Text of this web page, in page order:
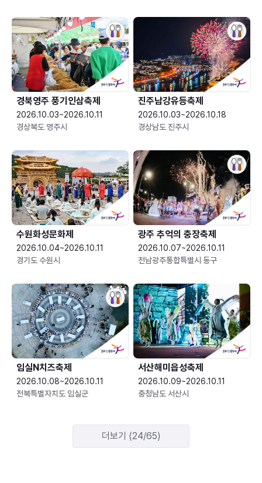
경북영주 풍기인삼축제
2026.10.03~2026.10.11
경상북도 영주시
진주남강유등축제
2026.10.03~2026.10.18
경상남도 진주시
수원화성문화제
2026.10.04~2026.10.11
경기도 수원시
광주 추억의 충장축제
2026.10.07~2026.10.11
전남광주통합특별시 동구
임실N치즈축제
2026.10.08~2026.10.11
전북특별자치도 임실군
서산해미읍성축제
2026.10.09~2026.10.11
충청남도 서산시
더보기 (24/65)